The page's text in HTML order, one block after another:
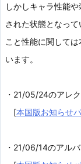
しかしキャラ性能
された状態となって
こと性能に関して
います。
・21/05/24のアレ
[本国版お知らせ
・21/06/14のアル